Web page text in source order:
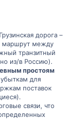
дорога –
маршрут между
транзитный
из/в Россию).
простоям
для
поставок
связи, что